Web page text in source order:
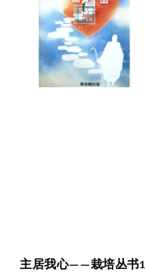
主居我心——栽培丛书1